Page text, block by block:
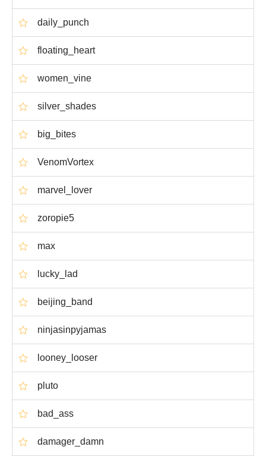
daily_punch
floating_heart
women_vine
silver_shades
big_bites
VenomVortex
marvel_lover
zoropie5
max
lucky_lad
beijing_band
ninjasinpyjamas
looney_looser
pluto
bad_ass
damager_damn